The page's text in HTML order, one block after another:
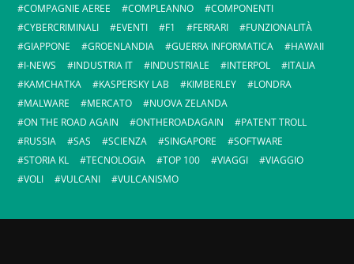
COMPAGNIE AEREE
COMPLEANNO
COMPONENTI
CYBERCRIMINALI
EVENTI F1 FERRARI
FUNZIONALITÀ
GIAPPONE
GROENLANDIA GUERRA INFORMATICA
HAWAII
I-NEWS
INDUSTRIA IT INDUSTRIALE INTERPOL
ITALIA
KAMCHATKA
KASPERSKY LAB KIMBERLEY
LONDRA
MALWARE
MERCATO
NUOVA ZELANDA
ON THE ROAD AGAIN
ONTHEROADAGAIN
PATENT TROLL
RUSSIA
SAS SCIENZA SINGAPORE
SOFTWARE
STORIA KL
TECNOLOGIA TOP 100 VIAGGI
VIAGGIO
VOLI
VULCANI VULCANISMO